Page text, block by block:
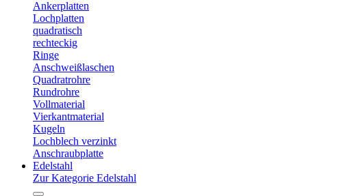
Ankerplatten
Lochplatten
quadratisch
rechteckig
Ringe
Anschweißlaschen
Quadratrohre
Rundrohre
Vollmaterial
Vierkantmaterial
Kugeln
Lochblech verzinkt
Anschraubplatte
Edelstahl
Zur Kategorie Edelstahl